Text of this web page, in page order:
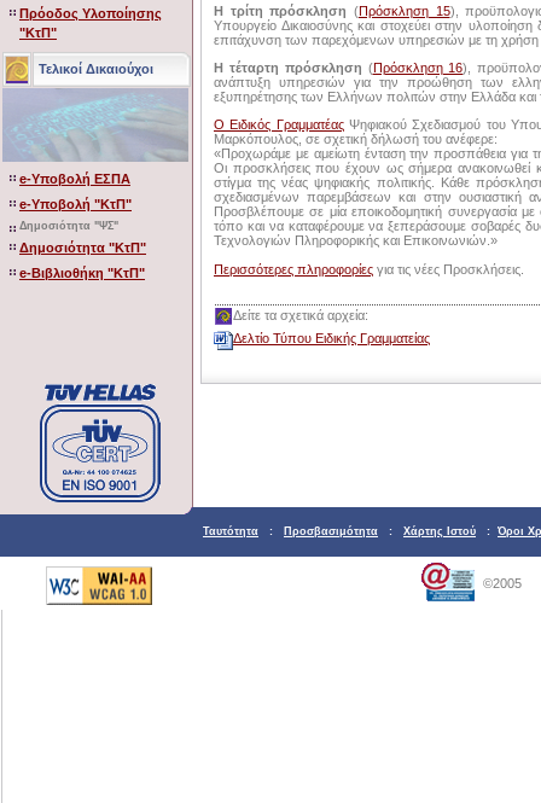
Πρόοδος Υλοποίησης
"ΚτΠ"
Τελικοί Δικαιούχοι
e-Υποβολή ΕΣΠΑ
e-Υποβολή "ΚτΠ"
Δημοσιότητα "ΨΣ"
Δημοσιότητα "ΚτΠ"
e-Βιβλιοθήκη "ΚτΠ"
Η τρίτη πρόσκληση (Πρόσκληση 15),
Υπουργείο Δικαιοσύνης και στοχεύει στην
επιτάχυνση των παρεχόμενων υπηρεσιών με τη
Η τέταρτη πρόσκληση (Πρόσκληση 16),
ανάπτυξη υπηρεσιών για την προώθηση των
εξυπηρέτησης των Ελλήνων πολιτών στην Ελλάδα και
Ο Ειδικός ΓραμματέαςΨηφιακού Σχεδιασμού του
Μαρκόπουλος, σε σχετική δήλωσή του ανέφερε:
«Προχωράμε με αμείωτη ένταση την προσπάθεια για
Οι προσκλήσεις που έχουν ως σήμερα ανακοινωθεί
στίγμα της νέας ψηφιακής πολιτικής. Κάθε
σχεδιασμένων παρεμβάσεων και στην
Προσβλέπουμε σε μία εποικοδομητική συνεργασία
τόπο και να καταφέρουμε να ξεπεράσουμε σοβαρές
Τεχνολογιών Πληροφορικής και Επικοινωνιών.»
Περισσότερες πληροφορίες για τις νέες Προσκλήσεις.
Δείτε τα σχετικά αρχεία:
Δελτίο Τύπου Ειδικής Γραμματείας
Ταυτότητα : Προσβασιμότητα : Χάρτης Ιστού : Όροι
©2005